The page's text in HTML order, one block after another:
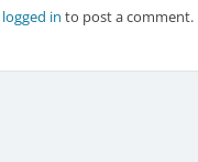
logged in to post a comment.